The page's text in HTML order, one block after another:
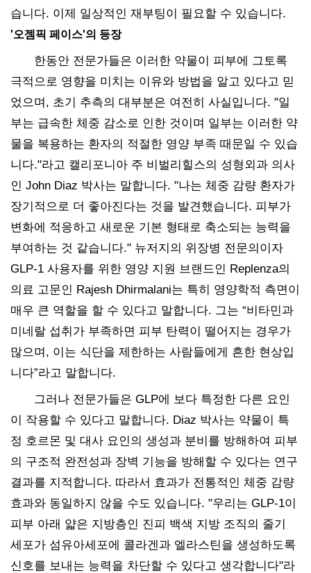
습니다. 이제 일상적인 재부팅이 필요할 수 있습니다.
'오젬픽 페이스'의 등장
한동안 전문가들은 이러한 약물이 피부에 그토록
극적으로 영향을 미치는 이유와 방법을 알고 있다고 믿
었으며, 초기 추측의 대부분은 여전히 사실입니다. "일
부는 급속한 체중 감소로 인한 것이며 일부는 이러한 약
물을 복용하는 환자의 적절한 영양 부족 때문일 수 있습
니다."라고 캘리포니아 주 비벌리힐스의 성형외과 의사
인 John Diaz 박사는 말합니다. "나는 체중 감량 환자가
장기적으로 더 좋아진다는 것을 발견했습니다. 피부가
변화에 적응하고 새로운 기본 형태로 축소되는 능력을
부여하는 것 같습니다." 뉴저지의 위장병 전문의이자
GLP-1 사용자를 위한 영양 지원 브랜드인 Replenza의
의료 고문인 Rajesh Dhirmalani는 특히 영양학적 측면이
매우 큰 역할을 할 수 있다고 말합니다. 그는 “비타민과
미네랄 섭취가 부족하면 피부 탄력이 떨어지는 경우가
많으며, 이는 식단을 제한하는 사람들에게 흔한 현상입
니다”라고 말합니다.
그러나 전문가들은 GLP에 보다 특정한 다른 요인
이 작용할 수 있다고 말합니다. Diaz 박사는 약물이 특
정 호르몬 및 대사 요인의 생성과 분비를 방해하여 피부
의 구조적 완전성과 장벽 기능을 방해할 수 있다는 연구
결과를 지적합니다. 따라서 효과가 전통적인 체중 감량
효과와 동일하지 않을 수도 있습니다. "우리는 GLP-1이
피부 아래 얇은 지방층인 진피 백색 지방 조직의 줄기
세포가 섬유아세포에 콜라겐과 엘라스틴을 생성하도록
신호를 보내는 능력을 차단할 수 있다고 생각합니다"라